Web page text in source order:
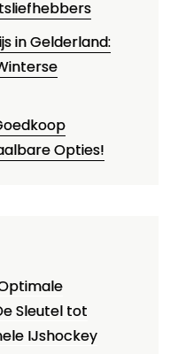
in Gelderland:
Opties!
Sleutel tot
IJshockey